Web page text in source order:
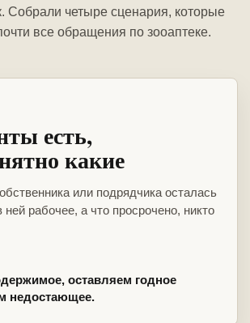
Собрали четыре сценария, которые
все обращения по зооаптеке.
есть,
какие
или подрядчика осталась
ней рабочее, а что просрочено, никто
оставляем годное
недостающее.